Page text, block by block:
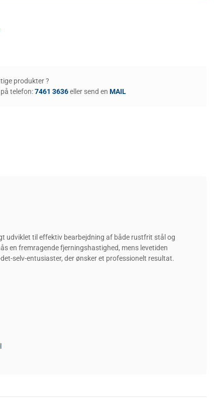
produkter ?
telefon:7461 3636eller send en MAIL
udviklet til effektiv bearbejdning af både rustfrit stål og
en fremragende fjerningshastighed, mens levetiden
selv-entusiaster, der ønsker et professionelt resultat.